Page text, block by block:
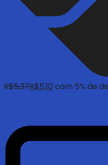
R$5,37R$5,10 com 5% de